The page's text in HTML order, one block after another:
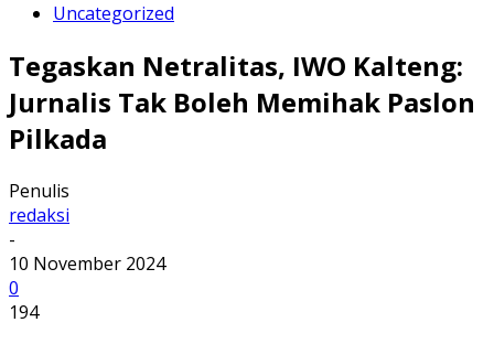
Uncategorized
Tegaskan Netralitas, IWO Kalteng:
Jurnalis Tak Boleh Memihak Paslon
Pilkada
Penulis
redaksi
-
10 November 2024
0
194